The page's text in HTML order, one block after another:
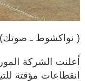
( نواكشوط ـ
أعلنت الشركة
انقطاعات مؤقتة